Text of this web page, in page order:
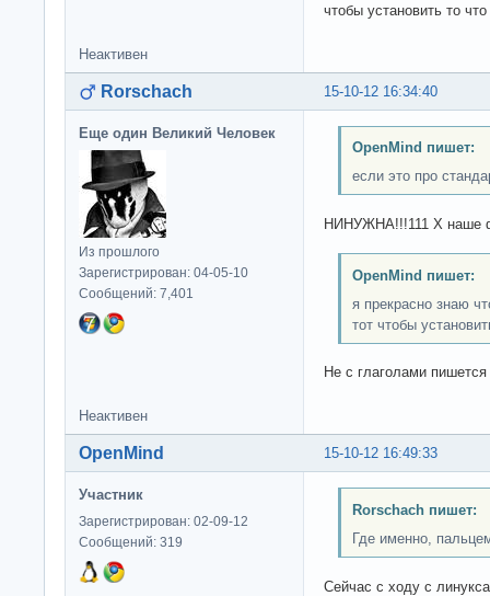
чтобы установить то
Неактивен
15-10-12 16:34:40
Rorschach
Еще один Великий Человек
Из прошлого
Зарегистрирован: 04-05-10
Сообщений: 7,401
OpenMind пишет:
если это про
НИНУЖНА!!!111 Х наше
OpenMind пишет:
я прекрасно знаю
тот чтобы
Не с глаголами
Неактивен
15-10-12 16:49:33
OpenMind
Участник
Зарегистрирован: 02-09-12
Сообщений: 319
Rorschach пишет:
Где именно,
Сейчас с ходу с